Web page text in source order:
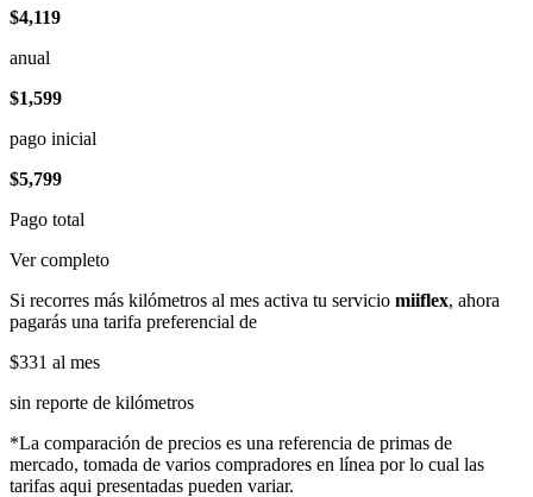
$4,119
anual
$1,599
pago inicial
$5,799
Pago total
Ver completo
Si recorres más kilómetros al mes activa tu servicio miiflex, ahora
pagarás una tarifa preferencial de
$331 al mes
sin reporte de kilómetros
*La comparación de precios es una referencia de primas de
mercado, tomada de varios compradores en línea por lo cual las
tarifas aqui presentadas pueden variar.